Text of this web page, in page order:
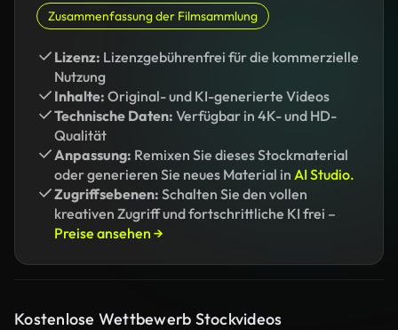
Zusammenfassung der Filmsammlung
Lizenz: Lizenzgebührenfrei für die kommerzielle
Nutzung
Inhalte: Original- und KI-generierte Videos
Technische Daten: Verfügbar in 4K- und HD-
Qualität
Anpassung: Remixen Sie dieses Stockmaterial
oder generieren Sie neues Material in AI Studio.
Zugriffsebenen: Schalten Sie den vollen
kreativen Zugriff und fortschrittliche KI frei –
Preise ansehen →
Kostenlose Wettbewerb Stockvideos